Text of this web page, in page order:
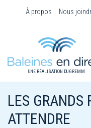
À propos Nous
UNE RÉALISATION DU GREMM
LES GRANDS
ATTENDRE